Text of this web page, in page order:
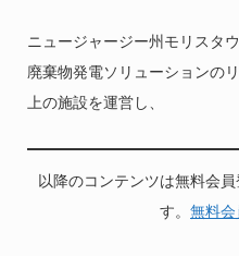
ニュージャージー州モリスタ
廃棄物発電ソリューションの
上の施設を運営し、
以降のコンテンツは無料会
す。 無料会